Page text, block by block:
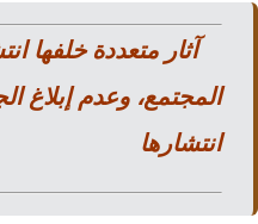
آثار متعددة خلفها
المجتمع، وعدم إبلاغ
انتشارها